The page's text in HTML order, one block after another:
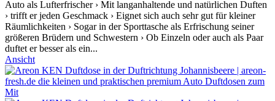
Auto als Lufterfrischer › Mit langanhaltende und natürlichen Duften
› trifft er jeden Geschmack › Eignet sich auch sehr gut für kleiner
Räumlichkeiten › Sogar in der Sporttasche als Erfrischung seiner
größeren Brüdern und Schwestern › Ob Einzeln oder auch als Paar
duftet er besser als ein...
Ansicht